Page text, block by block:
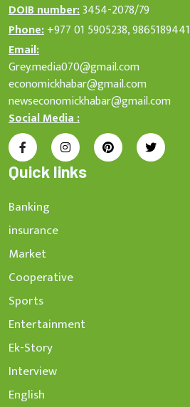
DOIB number:3454-2078/79
Phone:+977 01 5905238, 9865189441
Email:
Grey.media070@gmail.com
economickhabar@gmail.com
newseconomickhabar@gmail.com
Social Media :
Quick links
Banking
insurance
Market
Cooperative
Sports
Entertainment
Ek-Story
Interview
English